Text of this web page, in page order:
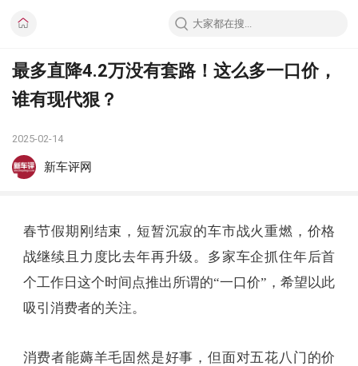
最多直降4.2万没有套路！这么多一口价，
谁有现代狠？
2025-02-14
新车评网
春节假期刚结束，短暂沉寂的车市战火重燃，价格
战继续且力度比去年再升级。多家车企抓住年后首
个工作日这个时间点推出所谓的“一口价”，希望以此
吸引消费者的关注。
消费者能薅羊毛固然是好事，但面对五花八门的价